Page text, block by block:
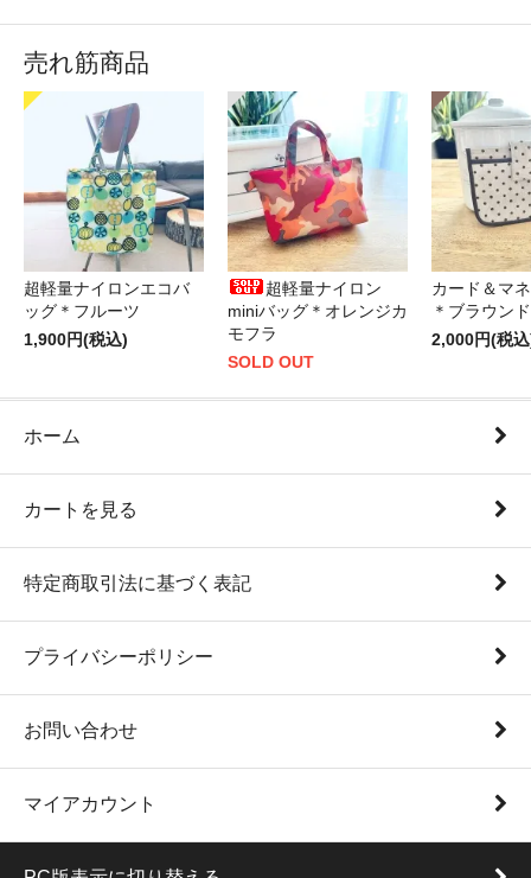
売れ筋商品
超軽量ナイロンエコバ
ッグ＊フルーツ
1,900円(税込)
超軽量ナイロン
miniバッグ＊オレンジカ
モフラ
SOLD OUT
カード＆マ
＊ブラウン
2,000円(税
ホーム
カートを見る
特定商取引法に基づく表記
プライバシーポリシー
お問い合わせ
マイアカウント